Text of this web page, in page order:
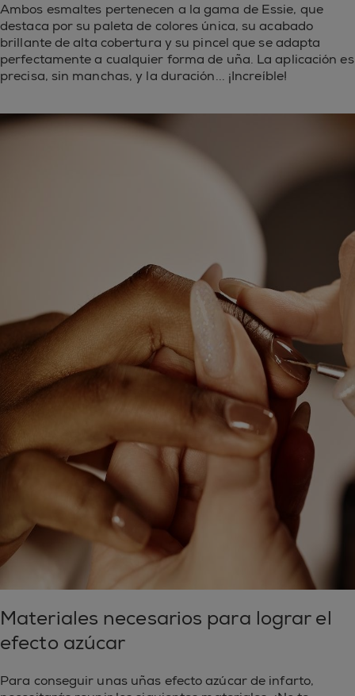
Ambos esmaltes pertenecen a la gama de Essie, que
destaca por su paleta de colores única, su acabado
brillante de alta cobertura y su pincel que se adapta
perfectamente a cualquier forma de uña. La aplicación es
precisa, sin manchas, y la duración... ¡Increíble!
Materiales necesarios para lograr el
efecto azúcar
Para conseguir unas uñas efecto azúcar de infarto,